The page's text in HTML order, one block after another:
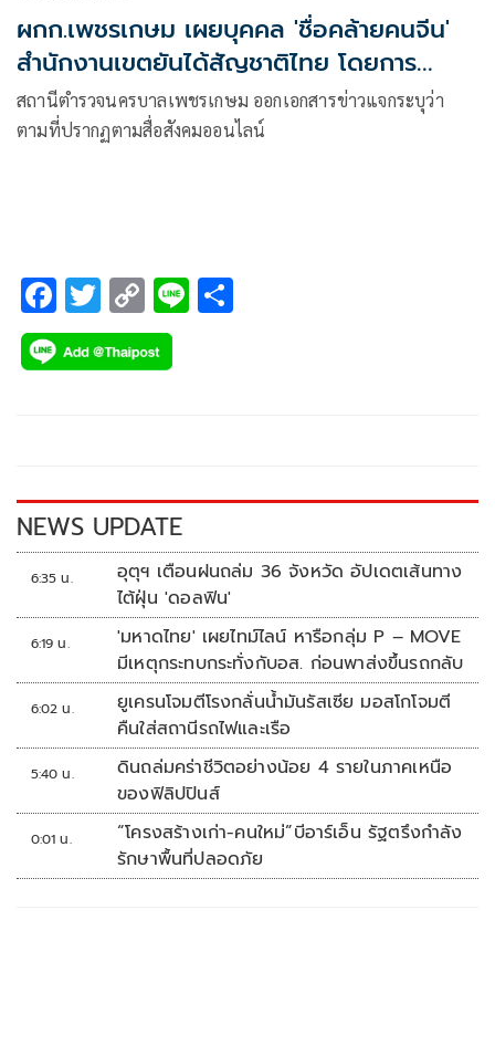
ผกก.เพชรเกษม เผยบุคคล 'ชื่อคล้ายคนจีน'
สำนักงานเขตยันได้สัญชาติไทย โดยการ
พิสูจน์สัญชาติ
สถานีตำรวจนครบาลเพชรเกษม ออกเอกสารข่าวแจกระบุว่า
ตามที่ปรากฏตามสื่อสังคมออนไลน์
F
ac
e
k
T
wi
tt
C
o
p
k
Li
NEWS UPDATE
6:35 น.
อุตุฯ เตือนฝนถล่ม 36 จังหวัด อัปเดตเส้นทาง
ไต้ฝุ่น 'ดอลฟิน'
6:19 น.
'มหาดไทย' เผยไทม์ไลน์ หารือกลุ่ม P – MOVE
มีเหตุกระทบกระทั่งกับอส. ก่อนพาส่งขึ้นรถกลับ
6:02 น.
ยูเครนโจมตีโรงกลั่นน้ำมันรัสเซีย มอสโกโจมตี
คืนใส่สถานีรถไฟและเรือ
5:40 น.
ดินถล่มคร่าชีวิตอย่างน้อย 4 รายในภาคเหนือ
ของฟิลิปปินส์
0:01 น.
“โครงสร้างเก่า-คนใหม่”บีอาร์เอ็น รัฐตรึงกำลัง
รักษาพื้นที่ปลอดภัย